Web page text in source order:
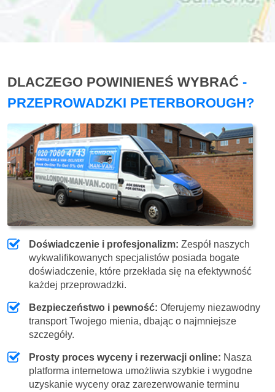
DLACZEGO POWINIENEŚ WYBRAĆ -
PRZEPROWADZKI PETERBOROUGH?
Doświadczenie i profesjonalizm: Zespół naszych
wykwalifikowanych specjalistów posiada bogate
doświadczenie, które przekłada się na efektywność
każdej przeprowadzki.
Bezpieczeństwo i pewność: Oferujemy niezawodny
transport Twojego mienia, dbając o najmniejsze
szczegóły.
Prosty proces wyceny i rezerwacji online: Nasza
platforma internetowa umożliwia szybkie i wygodne
uzyskanie wyceny oraz zarezerwowanie terminu